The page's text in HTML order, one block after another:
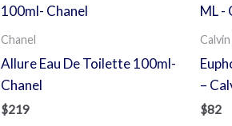
Chanel
Allure Eau De Toilette 100ml-
Chanel
$219
–
$82